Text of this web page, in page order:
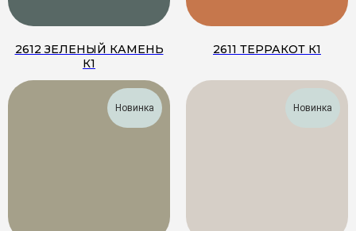
2612 ЗЕЛЕНЫЙ КАМЕНЬ
К1
2611 ТЕРРАКОТ К1
Новинка Новинка